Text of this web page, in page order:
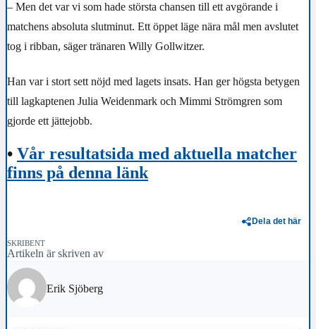
– Men det var vi som hade största chansen till ett avgörande i
matchens absoluta slutminut. Ett öppet läge nära mål men avslutet
tog i ribban, säger tränaren Willy Gollwitzer.
Han var i stort sett nöjd med lagets insats. Han ger högsta betygen
till lagkaptenen Julia Weidenmark och Mimmi Strömgren som
gjorde ett jättejobb.
• Vår resultatsida med aktuella matcher
finns på denna länk
Dela det här
SKRIBENT
Artikeln är skriven av
Erik Sjöberg